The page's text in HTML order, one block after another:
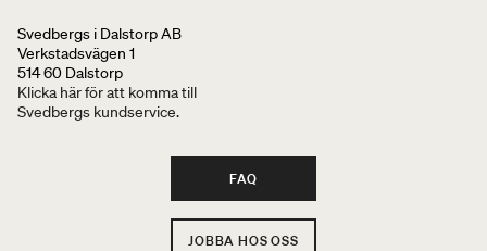
Svedbergs i Dalstorp AB
Verkstadsvägen 1
514 60 Dalstorp
Klicka här för att komma till
Svedbergs kundservice.
FAQ
JOBBA HOS OSS